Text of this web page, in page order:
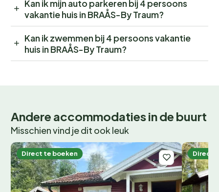
Kan ik mijn auto parkeren bij 4 persoons
vakantie huis in BRAÅS-By Traum?
Kan ik zwemmen bij 4 persoons vakantie
huis in BRAÅS-By Traum?
Andere accommodaties in de buurt
Misschien vind je dit ook leuk
Direct te boeken Direct